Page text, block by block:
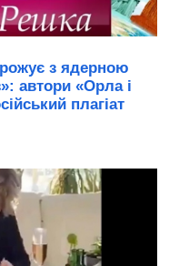
з ядерною
автори «Орла і
плагіат